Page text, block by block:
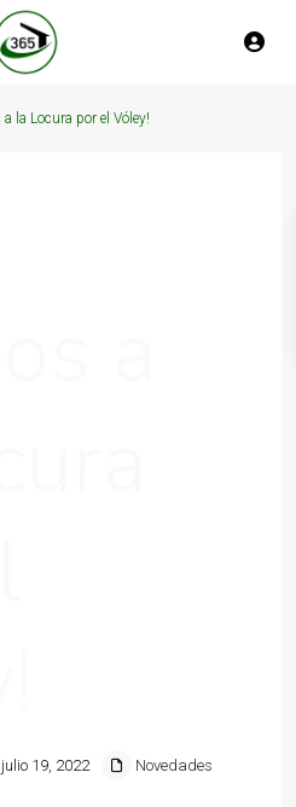
la Locura por el Vóley!
19, 2022
Novedades